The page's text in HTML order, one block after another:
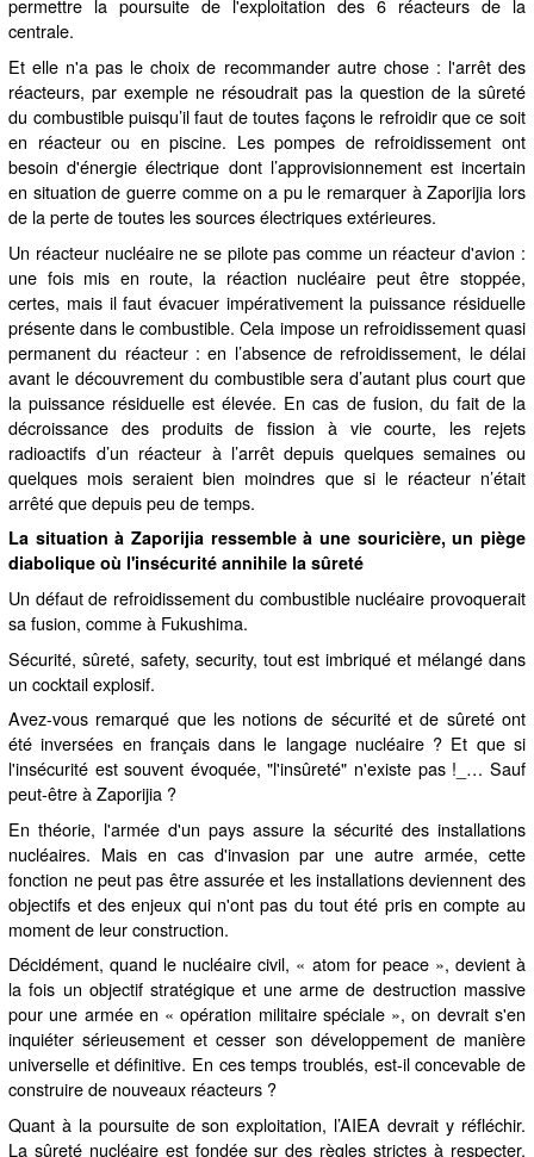
permettre la poursuite de l'exploitation des 6 réacteurs de la
centrale.
Et elle n'a pas le choix de recommander autre chose : l'arrêt des
réacteurs, par exemple ne résoudrait pas la question de la sûreté
du combustible puisqu’il faut de toutes façons le refroidir que ce soit
en réacteur ou en piscine. Les pompes de refroidissement ont
besoin d'énergie électrique dont l’approvisionnement est incertain
en situation de guerre comme on a pu le remarquer à Zaporijia lors
de la perte de toutes les sources électriques extérieures.
Un réacteur nucléaire ne se pilote pas comme un réacteur d'avion :
une fois mis en route, la réaction nucléaire peut être stoppée,
certes, mais il faut évacuer impérativement la puissance résiduelle
présente dans le combustible. Cela impose un refroidissement quasi
permanent du réacteur : en l’absence de refroidissement, le délai
avant le découvrement du combustible sera d’autant plus court que
la puissance résiduelle est élevée. En cas de fusion, du fait de la
décroissance des produits de fission à vie courte, les rejets
radioactifs d’un réacteur à l’arrêt depuis quelques semaines ou
quelques mois seraient bien moindres que si le réacteur n’était
arrêté que depuis peu de temps.
La situation à Zaporijia ressemble à une souricière, un piège
diabolique où l'insécurité annihile la sûreté
Un défaut de refroidissement du combustible nucléaire provoquerait
sa fusion, comme à Fukushima.
Sécurité, sûreté, safety, security, tout est imbriqué et mélangé dans
un cocktail explosif.
Avez-vous remarqué que les notions de sécurité et de sûreté ont
été inversées en français dans le langage nucléaire ? Et que si
l'insécurité est souvent évoquée, "l'insûreté" n'existe pas !_… Sauf
peut-être à Zaporijia ?
En théorie, l'armée d'un pays assure la sécurité des installations
nucléaires. Mais en cas d'invasion par une autre armée, cette
fonction ne peut pas être assurée et les installations deviennent des
objectifs et des enjeux qui n'ont pas du tout été pris en compte au
moment de leur construction.
Décidément, quand le nucléaire civil, « atom for peace », devient à
la fois un objectif stratégique et une arme de destruction massive
pour une armée en « opération militaire spéciale », on devrait s'en
inquiéter sérieusement et cesser son développement de manière
universelle et définitive. En ces temps troublés, est-il concevable de
construire de nouveaux réacteurs ?
Quant à la poursuite de son exploitation, l’AIEA devrait y réfléchir.
La sûreté nucléaire est fondée sur des règles strictes à respecter.